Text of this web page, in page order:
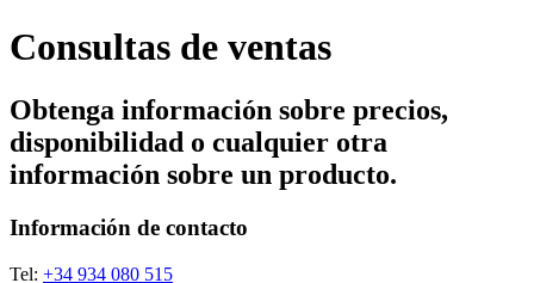
Consultas de ventas
Obtenga información sobre precios,
disponibilidad o cualquier otra
información sobre un producto.
Información de contacto
Tel: +34 934 080 515